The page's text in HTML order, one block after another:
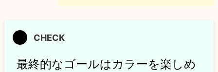
最終的なゴールはカラーを楽しめ